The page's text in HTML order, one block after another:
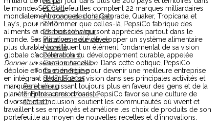
PECVL
Arrimage des charges
TMD
Chariot élévateur
Plateforme élévatrice
Nacelle
Pont roulant
Camion nacelle
Camion flèche
SIMDUT 2015
Particuliers
Emplois camion/cariste
Contact
le monde. Ses portefeuilles comptent 22 marques milliardaires
mondialement connues, dont Gatorade, Quaker, Tropicana et
Lay’s, pour ne nommer que celles-là. PepsiCo fabrique des
aliments et des boissons qui sont appréciés partout dans le
monde. Ses initiatives pour développer un système alimentaire
plus durable constituent un élément fondamental de sa vision
globale d’accélération du développement durable, appelée
Donner un sens à notre vision. Dans cette optique, PepsiCo
déploie efforts et énergie pour devenir une meilleure entreprise
en intégrant davantage sa vision dans ses principales activités et
marques et en agissant toujours plus en faveur des gens et de la
planète. Entre autres choses, PepsiCo favorise une culture de
diversité et d’inclusion, soutient les communautés où vivent et
travaillent ses employés et améliore les choix de produits de son
portefeuille au moyen de nouvelles recettes et d’innovations.